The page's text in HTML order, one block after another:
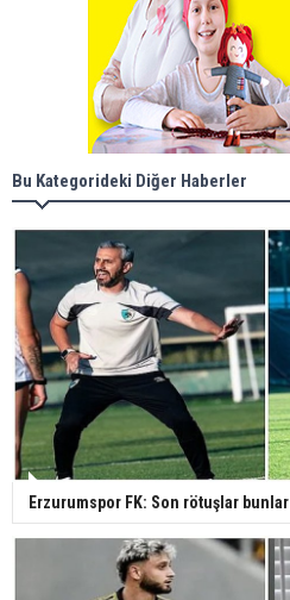
Bu Kategorideki Diğer Haberler
Erzurumspor FK: Son rötuşlar bunlar